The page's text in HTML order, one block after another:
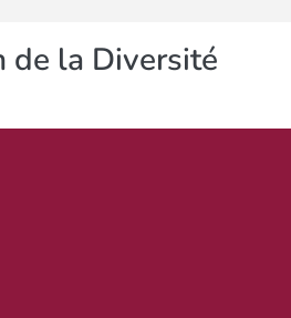
de la Diversité